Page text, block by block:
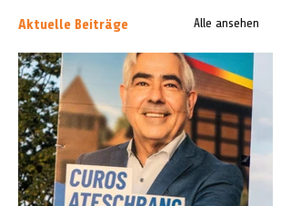
Aktuelle Beiträge Alle ansehen